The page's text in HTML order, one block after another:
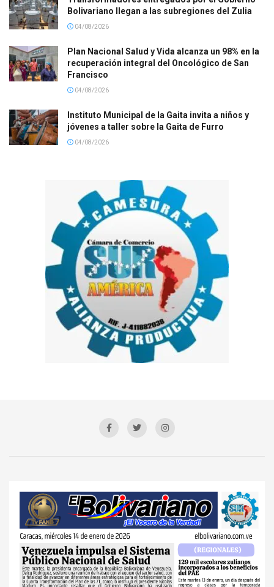
Bolivariano llegan a las subregiones del Zulia
04/08/2026
Plan Nacional Salud y Vida alcanza un 98% en la
recuperación integral del Oncológico de San
Francisco
04/08/2026
Instituto Municipal de la Gaita invita a niños y
jóvenes a taller sobre la Gaita de Furro
04/08/2026